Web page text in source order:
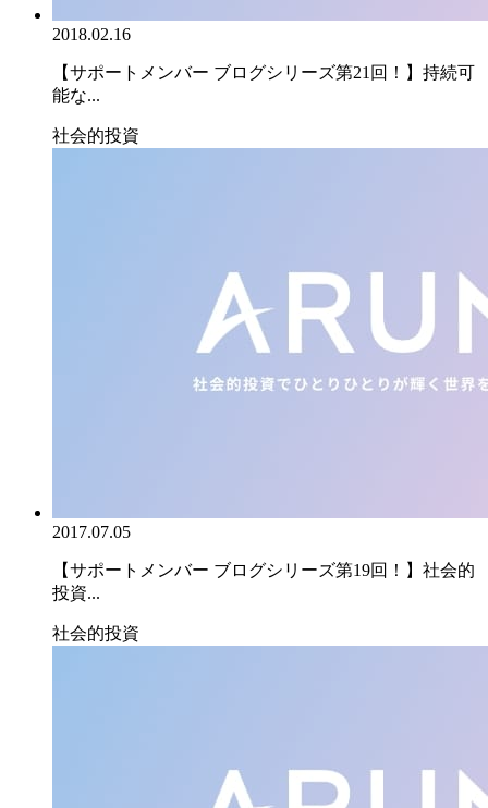
2018.02.16
【サポートメンバー ブログシリーズ第21回！】持続可
能な...
社会的投資
2017.07.05
【サポートメンバー ブログシリーズ第19回！】社会的
投資...
社会的投資